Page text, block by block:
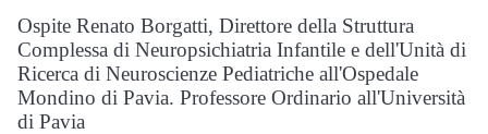
Ospite Renato Borgatti, Direttore della Struttura
Complessa di Neuropsichiatria Infantile e dell'Unità di
Ricerca di Neuroscienze Pediatriche all'Ospedale
Mondino di Pavia. Professore Ordinario all'Università
di Pavia